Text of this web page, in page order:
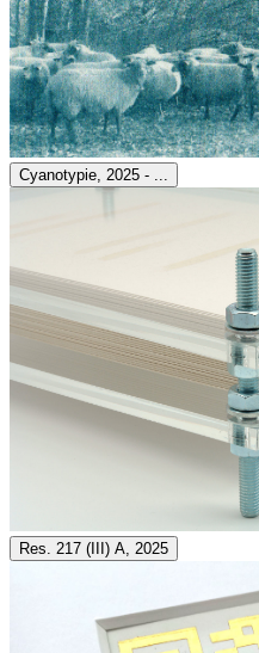
Cyanotypie, 2025 - ...
Res. 217 (III) A, 2025